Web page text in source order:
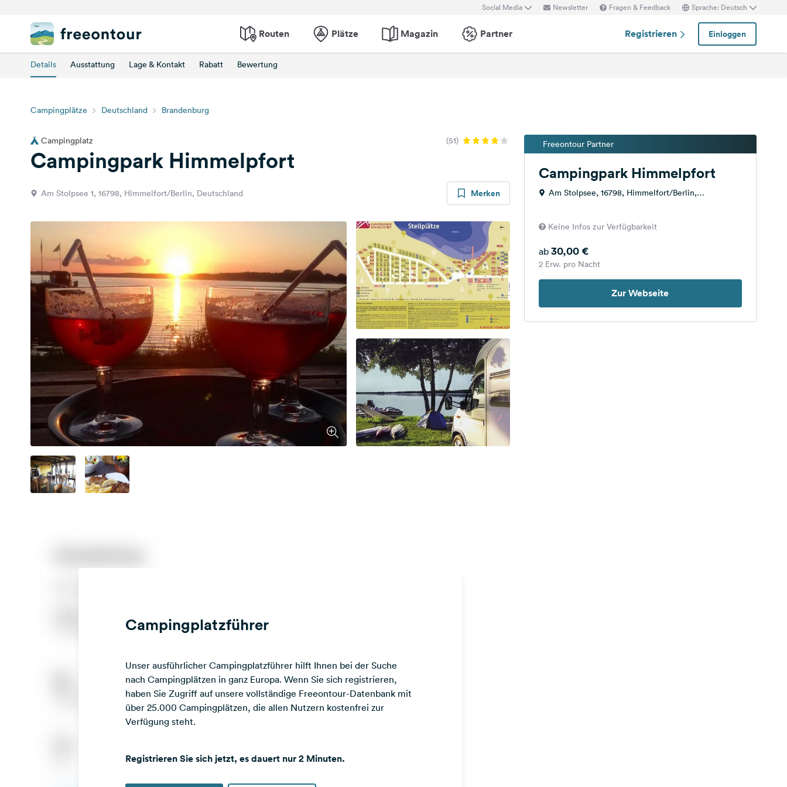
Social Media Newsletter Fragen & Feedback Sprache: Deutsch
Routen Plätze Magazin Partner Registrieren Einloggen
Details Ausstattung Lage & Kontakt Rabatt Bewertung
Campingplätze Deutschland Brandenburg
Campingplatz (51)
Campingpark Himmelpfort
Am Stolpsee 1, 16798, Himmelfort/Berlin, Deutschland Merken
Campingplatzführer
Unser ausführlicher Campingplatzführer hilft Ihnen bei der Suche
nach Campingplätzen in ganz Europa. Wenn Sie sich registrieren,
haben Sie Zugriff auf unsere vollständige Freeontour-Datenbank mit
über 25.000 Campingplätzen, die allen Nutzern kostenfrei zur
Verfügung steht.
Registrieren Sie sich jetzt, es dauert nur 2 Minuten.
Freeontour Partner
Campingpark Himmelpfort
Am Stolpsee, 16798, Himmelfort/Berlin,
Keine Infos zur Verfügbarkeit
ab 30,00 €
2 Erw. pro Nacht
Zur Webseite